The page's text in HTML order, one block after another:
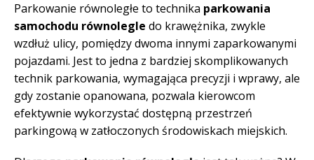
Parkowanie równoległe to technika parkowania
samochodu równolegle do krawężnika, zwykle
wzdłuż ulicy, pomiędzy dwoma innymi zaparkowanymi
pojazdami. Jest to jedna z bardziej skomplikowanych
technik parkowania, wymagająca precyzji i wprawy, ale
gdy zostanie opanowana, pozwala kierowcom
efektywnie wykorzystać dostępną przestrzeń
parkingową w zatłoczonych środowiskach miejskich.